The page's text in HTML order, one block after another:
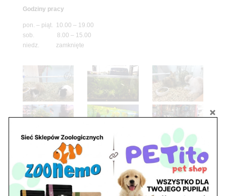
Godziny pracy
pon. – piąt. 10.00 – 19.00
sob. 8.00 – 15.00
niedz. zamknięte